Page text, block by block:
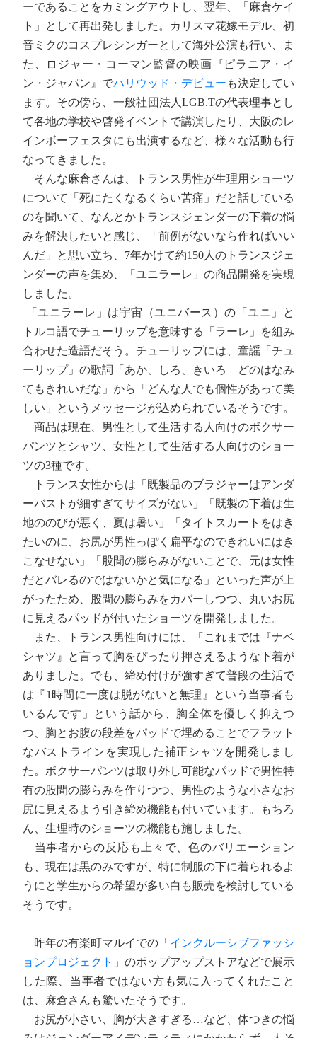
ーであることをカミングアウトし、翌年、「麻倉ケイ
ト」として再出発しました。カリスマ花嫁モデル、初
音ミクのコスプレシンガーとして海外公演も行い、ま
た、ロジャー・コーマン監督の映画『ピラニア・イ
ン・ジャパン』でハリウッド・デビュー も決定してい
ます。その傍ら、一般社団法人LGB.Tの代表理事とし
て各地の学校や啓発イベントで講演したり、大阪のレ
インボーフェスタにも出演するなど、様々な活動も行
なってきました。
そんな麻倉さんは、トランス男性が生理用ショーツ
について「死にたくなるくらい苦痛」だと話している
のを聞いて、なんとかトランスジェンダーの下着の悩
みを解決したいと感じ、「前例がないなら作ればいい
んだ」と思い立ち、7年かけて約150人のトランスジェ
ンダーの声を集め、「ユニラーレ」の商品開発を実現
しました。
「ユニラーレ」は宇宙（ユニバース）の「ユニ」と
トルコ語でチューリップを意味する「ラーレ」を組み
合わせた造語だそう。チューリップには、童謡「チュ
ーリップ」の歌詞「あか、しろ、きいろ どのはなみ
てもきれいだな」から「どんな人でも個性があって美
しい」というメッセージが込められているそうです。
商品は現在、男性として生活する人向けのボクサー
パンツとシャツ、女性として生活する人向けのショー
ツの3種です。
トランス女性からは「既製品のブラジャーはアンダ
ーバストが細すぎてサイズがない」「既製の下着は生
地ののびが悪く、夏は暑い」「タイトスカートをはき
たいのに、お尻が男性っぽく扁平なのできれいにはき
こなせない」「股間の膨らみがないことで、元は女性
だとバレるのではないかと気になる」といった声が上
がったため、股間の膨らみをカバーしつつ、丸いお尻
に見えるパッドが付いたショーツを開発しました。
また、トランス男性向けには、「これまでは『ナベ
シャツ』と言って胸をぴったり押さえるような下着が
ありました。でも、締め付けが強すぎて普段の生活で
は『1時間に一度は脱がないと無理』という当事者も
いるんです」という話から、胸全体を優しく抑えつ
つ、胸とお腹の段差をパッドで埋めることでフラット
なバストラインを実現した補正シャツを開発しまし
た。ボクサーパンツは取り外し可能なパッドで男性特
有の股間の膨らみを作りつつ、男性のような小さなお
尻に見えるよう引き締め機能も付いています。もちろ
ん、生理時のショーツの機能も施しました。
当事者からの反応も上々で、色のバリエーション
も、現在は黒のみですが、特に制服の下に着られるよ
うにと学生からの希望が多い白も販売を検討している
そうです。
昨年の有楽町マルイでの「 インクルーシブファッシ
ョンプロジェクト 」のポップアップストアなどで展示
した際、当事者ではない方も気に入ってくれたこと
は、麻倉さんも驚いたそうです。
お尻が小さい、胸が大きすぎる…など、体つきの悩